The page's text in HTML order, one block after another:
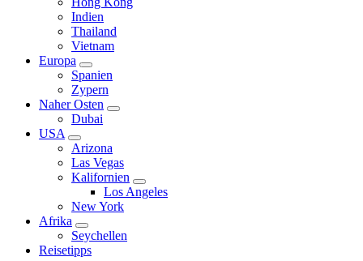
Indien
Thailand
Vietnam
Europa
Untermenü
erweitern
Spanien
Zypern
Naher Osten
Untermenü
Dubai
USA
Untermenü
erweitern
Arizona
Las Vegas
Kalifornien
Untermenü
erweitern
Los Angeles
New York
Afrika
Untermenü
erweitern
Seychellen
Reisetipps